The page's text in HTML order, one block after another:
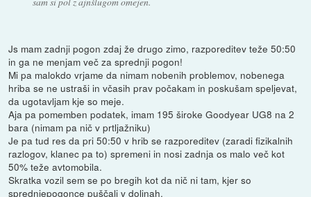
Js mam zadnji pogon zdaj že drugo zimo, razporeditev teže 50:50
in ga ne menjam več za sprednji pogon!
Mi pa malokdo vrjame da nimam nobenih problemov, nobenega
hriba se ne ustraši in včasih prav počakam in poskušam speljevat,
da ugotavljam kje so meje.
Aja pa pomemben podatek, imam 195 široke Goodyear UG8 na 2
bara (nimam pa nič v prtljažniku)
Je pa tud res da pri 50:50 v hrib se razporeditev (zaradi fizikalnih
razlogov, klanec pa to) spremeni in nosi zadnja os malo več kot
50% teže avtomobila.
Skratka vozil sem se po bregih kot da nič ni tam, kjer so
sprednjepogonce puščali v dolinah.